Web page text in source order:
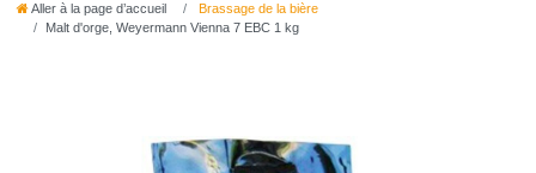
Aller à la page d’accueil
Brassage de la bière
Malt d'orge, Weyermann Vienna 7 EBC 1 kg